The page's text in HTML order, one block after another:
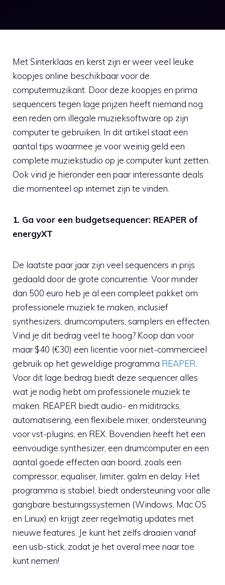
Met Sinterklaas en kerst zijn er weer veel leuke
koopjes online beschikbaar voor de
computermuzikant. Door deze koopjes en prima
sequencers tegen lage prijzen heeft niemand nog
een reden om illegale muzieksoftware op zijn
computer te gebruiken. In dit artikel staat een
aantal tips waarmee je voor weinig geld een
complete muziekstudio op je computer kunt zetten.
Ook vind je hieronder een paar interessante deals
die momenteel op internet zijn te vinden.
1. Ga voor een budgetsequencer: REAPER of
energyXT
De laatste paar jaar zijn veel sequencers in prijs
gedaald door de grote concurrentie. Voor minder
dan 500 euro heb je al een compleet pakket om
professionele muziek te maken, inclusief
synthesizers, drumcomputers, samplers en effecten.
Vind je dit bedrag veel te hoog? Koop dan voor
maar $40 (€30) een licentie voor niet-commercieel
gebruik op het geweldige programma REAPER.
Voor dit lage bedrag biedt deze sequencer alles
wat je nodig hebt om professionele muziek te
maken. REAPER biedt audio- en miditracks,
automatisering, een flexibele mixer, ondersteuning
voor vst-plugins, en REX. Bovendien heeft het een
eenvoudige synthesizer, een drumcomputer en een
aantal goede effecten aan boord, zoals een
compressor, equaliser, limiter, galm en delay. Het
programma is stabiel, biedt ondersteuning voor alle
gangbare besturingssystemen (Windows, Mac OS
en Linux) en krijgt zeer regelmatig updates met
nieuwe features. Je kunt het zelfs draaien vanaf
een usb-stick, zodat je het overal mee naar toe
kunt nemen!